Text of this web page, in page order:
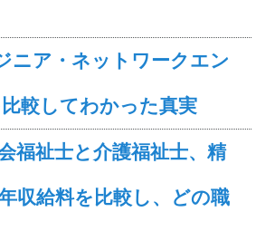
ニア・ネットワークエン
較してわかった真実
福祉士と介護福祉士、精
収給料を比較し、どの職